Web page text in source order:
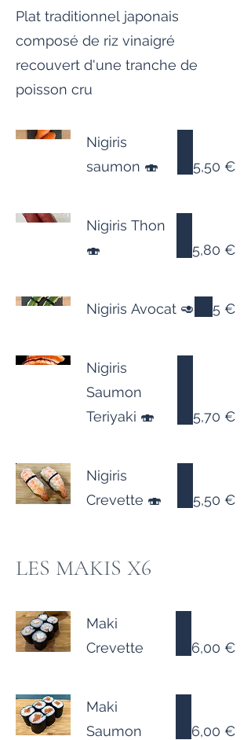
Plat traditionnel japonais
composé de riz vinaigré
recouvert d'une tranche de
poisson cru
Nigiris
saumon 🍣
5,50 €
Nigiris Thon
🍣
5,80 €
Nigiris Avocat 🥑 5 €
Nigiris
Saumon
Teriyaki 🍣
5,70 €
Nigiris
Crevette 🍣
5,50 €
LES MAKIS X6
Maki
Crevette
6,00 €
Maki
Saumon
6,00 €